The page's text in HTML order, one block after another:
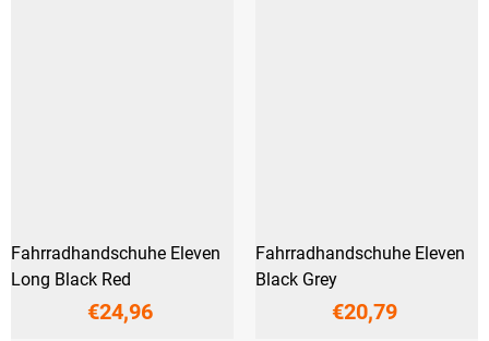
Fahrradhandschuhe Eleven
Long Black Red
€24,96
Fahrradhandschuhe Eleven
Black Grey
€20,79